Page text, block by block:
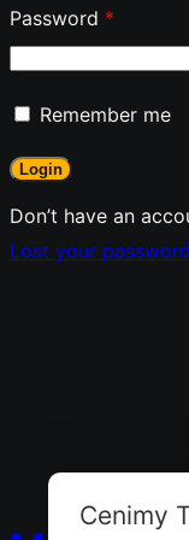
Password *
Remember me
Don’t have an
Lost your
Cenimy